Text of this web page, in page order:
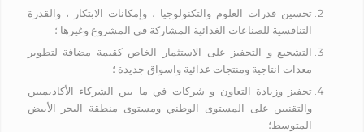
تحسين قدرات العلوم والتكنولوجيا ، وإمكانات الابتكار ، والقدرة
التنافسية للصناعات الغذائية المشاركة في المشروع وغيرها ؛
التشجيع و التحفيز على الاستثمار الخاص كقيمة مضافة لتطوير
معدات انتاجية ومنتجات غذائية واسواق جديدة ؛
تحفيز وزيادة التعاون و شركات في ما بين الشركاء الأكاديميين
والتقنيين على المستوى الوطني ومستوى منطقة البحر الأبيض
المتوسط؛